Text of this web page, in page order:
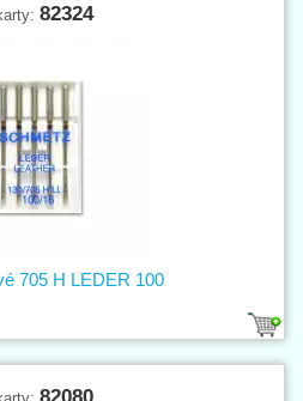
82324
705 H LEDER 100
82080